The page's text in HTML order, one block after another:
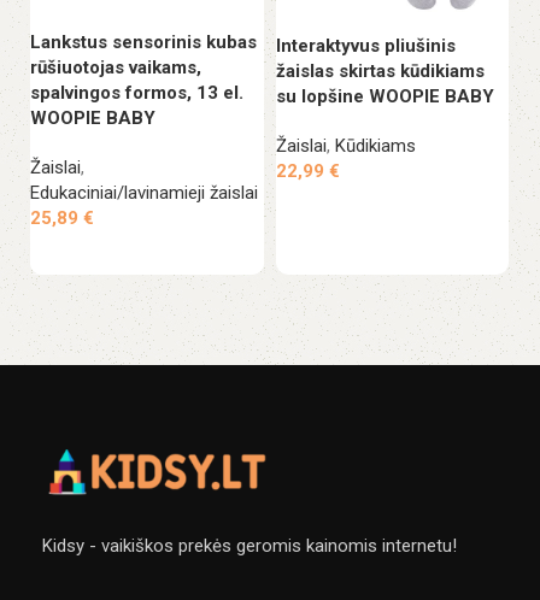
Lankstus sensorinis kubas
rūšiuotojas vaikams,
spalvingos formos, 13 el.
WOOPIE BABY
Žaislai,
Edukaciniai/lavinamieji žaislai
25,89 €
Interaktyvus pliušinis
žaislas skirtas kūdikiams
su lopšine WOOPIE BABY
Žaislai, Kūdikiams
22,99 €
Kidsy - vaikiškos prekės geromis kainomis internetu!